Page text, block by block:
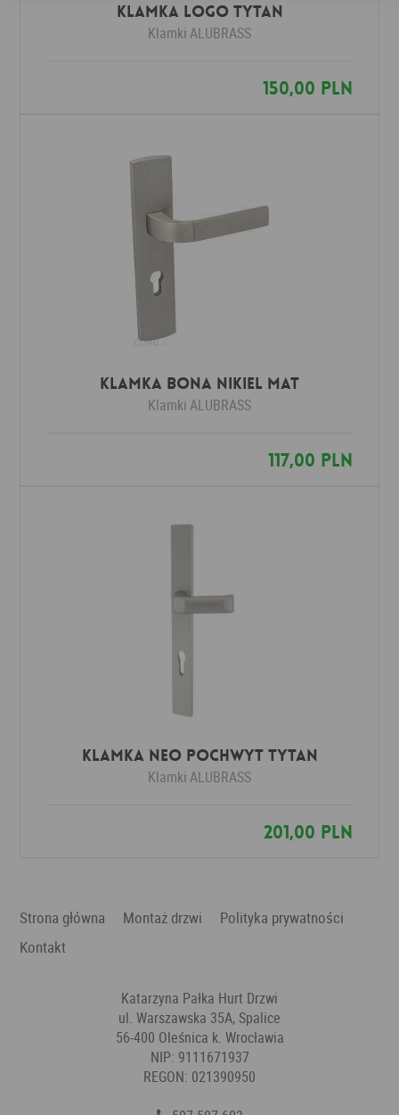
Klamka LOGO tytan
KlamkiALUBRASS
150,00 PLN
Klamka BONA nikiel mat
KlamkiALUBRASS
117,00 PLN
Klamka NEO POCHWYT tytan
KlamkiALUBRASS
201,00 PLN
Strona główna Montaż drzwi
Polityka prywatności
Kontakt
Katarzyna Pałka Hurt Drzwi
ul. Warszawska 35A, Spalice
56-400 Oleśnica k. Wrocławia
NIP: 9111671937
REGON: 021390950